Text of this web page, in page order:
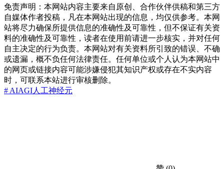
免责声明：本网站内容主要来自原创、合作伙伴供稿和第三方
自媒体作者投稿，凡在本网站出现的信息，均仅供参考。本网
站将尽力确保所提供信息的准确性及可靠性，但不保证有关资
料的准确性及可靠性，读者在使用前请进一步核实，并对任何
自主决定的行为负责。本网站对有关资料所引致的错误、不确
或遗漏，概不负任何法律责任。任何单位或个人认为本网站中
的网页或链接内容可能涉嫌侵犯其知识产权或存在不实内容
时，可联系本站进行审核删除。
# AIAGI人工神经元